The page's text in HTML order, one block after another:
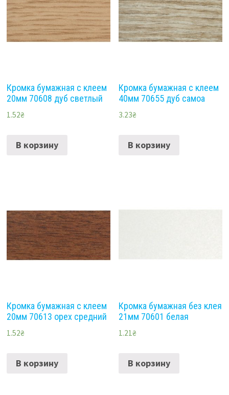
Кромка бумажная с клеем
20мм 70608 дуб светлый
1.52₴
В корзину
Кромка бумажная с клеем
40мм 70655 дуб самоа
3.23₴
В корзину
Кромка бумажная с клеем
20мм 70613 орех средний
1.52₴
В корзину
Кромка бумажная без клея
21мм 70601 белая
1.21₴
В корзину